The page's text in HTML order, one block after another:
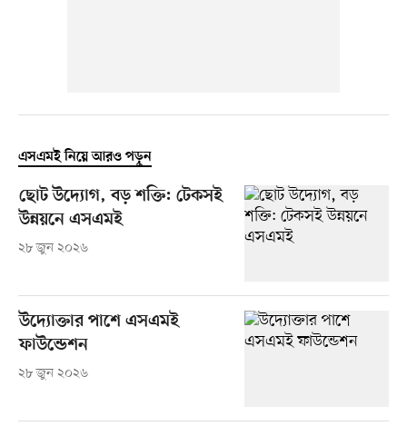
এসএমই নিয়ে আরও পড়ুন
ছোট উদ্যোগ, বড় শক্তি: টেকসই
উন্নয়নে এসএমই
২৮ জুন ২০২৬
উদ্যোক্তার পাশে এসএমই
ফাউন্ডেশন
২৮ জুন ২০২৬